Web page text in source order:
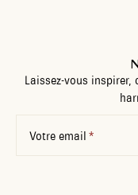
Laissez-vous
Votre email